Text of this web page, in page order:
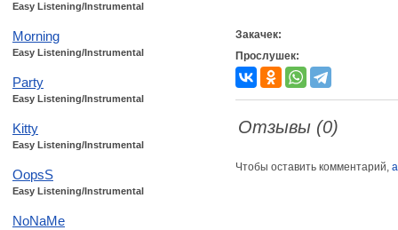
Easy Listening/Instrumental
Morning
Easy Listening/Instrumental
Party
Easy Listening/Instrumental
Kitty
Easy Listening/Instrumental
OopsS
Easy Listening/Instrumental
NoNaMe
Закачек:
Прослушек:
Отзывы (0)
Чтобы оставить комментарий,